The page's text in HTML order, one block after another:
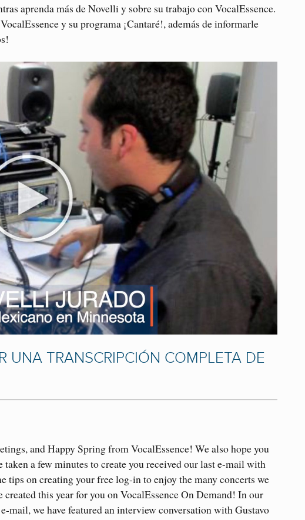
aprenda más de Novelli y sobre su trabajo con VocalEssence.
y su programa ¡Cantaré!, además de informarle
UNA TRANSCRIPCIÓN COMPLETA DE
and Happy Spring from VocalEssence! We also hope you
taken a few minutes to create you received our last e-mail with
tips on creating your free log-in to enjoy the many concerts we
created this year for you on VocalEssence On Demand! In our
mail, we have featured an interview conversation with Gustavo